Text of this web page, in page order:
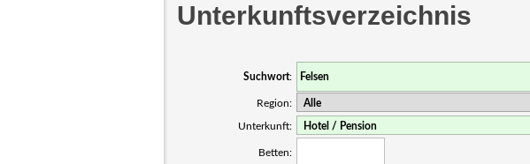
Unterkunftsverzeichnis
Suchwort:
Region:
Unterkunft:
Betten: